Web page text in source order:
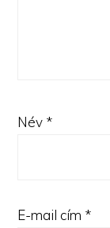
Név *
E-mail cím *